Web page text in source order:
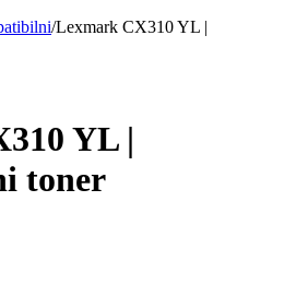
/Lexmark CX310 YL |
YL |
toner